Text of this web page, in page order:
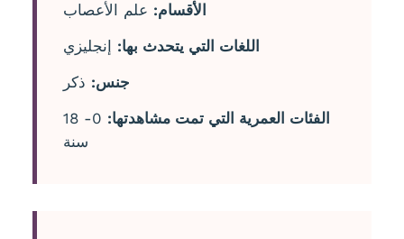
الأقسام: علم الأعصاب
اللغات التي يتحدث بها: إنجليزي
جنس: ذكر
الفئات العمرية التي تمت مشاهدتها:
0- 18
سنة